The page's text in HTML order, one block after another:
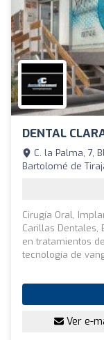
DENTAL
C. la Palma, 7,
Bartolomé de
Cirugía Oral,
Carillas Dentales,
en tratamientos
tecnología de
Ver e-